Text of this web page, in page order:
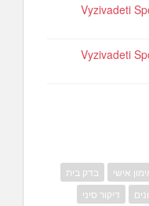
Vyzivadeti
Vyzivadeti
אישי
בדק בית
דיקור סיני